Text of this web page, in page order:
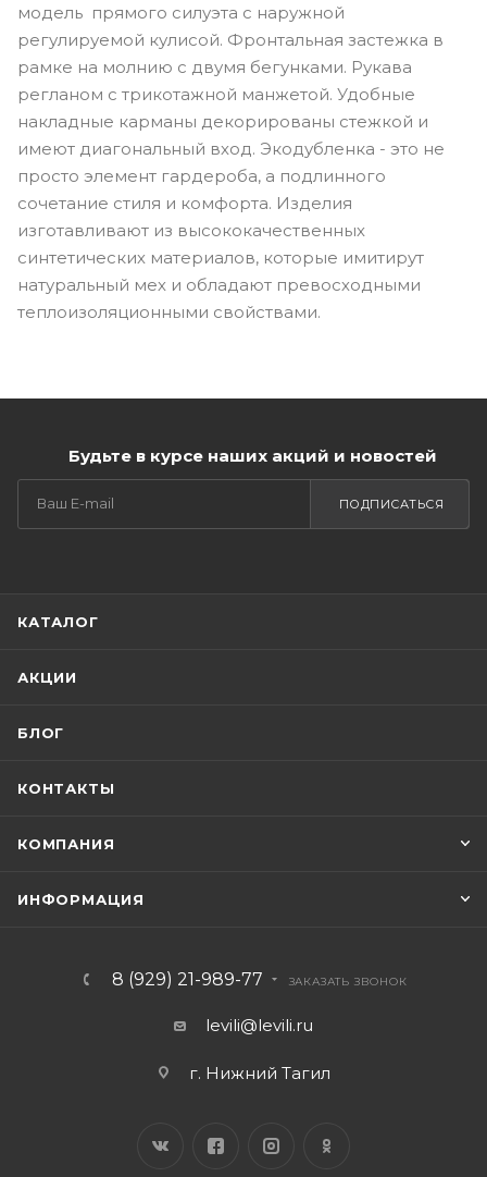
модель прямого силуэта с наружной
регулируемой кулисой. Фронтальная застежка в
рамке на молнию с двумя бегунками. Рукава
регланом с трикотажной манжетой. Удобные
накладные карманы декорированы стежкой и
имеют диагональный вход. Экодубленка - это не
просто элемент гардероба, а подлинного
сочетание стиля и комфорта. Изделия
изготавливают из высококачественных
синтетических материалов, которые имитирут
натуральный мех и обладают превосходными
теплоизоляционными свойствами.
Будьте в курсе наших акций и новостей
ПОДПИСАТЬСЯ
КАТАЛОГ
АКЦИИ
БЛОГ
КОНТАКТЫ
КОМПАНИЯ
ИНФОРМАЦИЯ
8 (929) 21-989-77 ЗАКАЗАТЬ ЗВОНОК
levili@levili.ru
г. Нижний Тагил